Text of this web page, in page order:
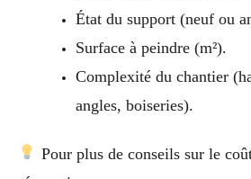
État du support (neuf ou
Surface à peindre (m²).
Complexité du chantier
angles, boiseries).
Pour plus de conseils sur le